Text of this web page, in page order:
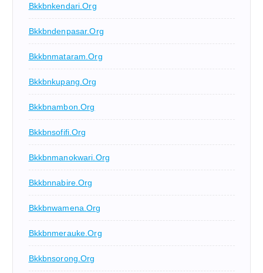
Bkkbnkendari.org
Bkkbndenpasar.org
Bkkbnmataram.org
Bkkbnkupang.org
Bkkbnambon.org
Bkkbnsofifi.org
Bkkbnmanokwari.org
Bkkbnnabire.org
Bkkbnwamena.org
Bkkbnmerauke.org
Bkkbnsorong.org